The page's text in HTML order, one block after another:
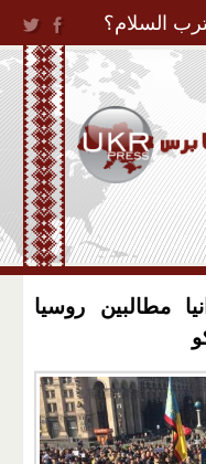
السلام؟
مطالبين روسيا